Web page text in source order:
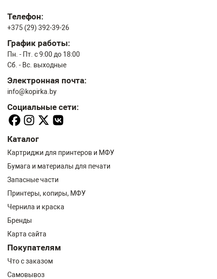
Телефон:
+375 (29) 392-39-26
График работы:
Пн. - Пт. с 9:00 до 18:00
Сб. - Вс. выходные
Электронная почта:
info@kopirka.by
Социальные сети:
Каталог
Картриджи для принтеров и МФУ
Бумага и материалы для печати
Запасные части
Принтеры, копиры, МФУ
Чернила и краска
Бренды
Карта сайта
Покупателям
Что с заказом
Самовывоз